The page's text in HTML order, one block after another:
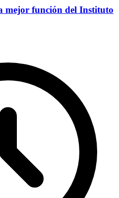
mejor función del Instituto